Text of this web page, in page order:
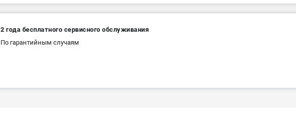
2 года бесплатного сервисного обслуживания
По гарантийным случаям